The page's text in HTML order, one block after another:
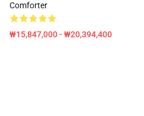
Comforter
₩15,847,000 - ₩20,394,400